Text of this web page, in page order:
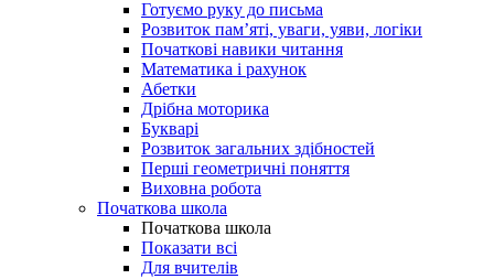
Готуємо руку до письма
Розвиток пам’яті, уваги, уяви, логіки
Початкові навики читання
Математика і рахунок
Абетки
Дрібна моторика
Букварі
Розвиток загальних здібностей
Перші геометричні поняття
Виховна робота
Початкова школа
Початкова школа
Показати всі
Для вчителів